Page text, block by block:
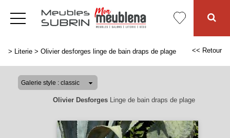
> Literie > Olivier desforges linge de bain draps de plage << Retour
Olivier DesforgesLinge de bain draps de plage